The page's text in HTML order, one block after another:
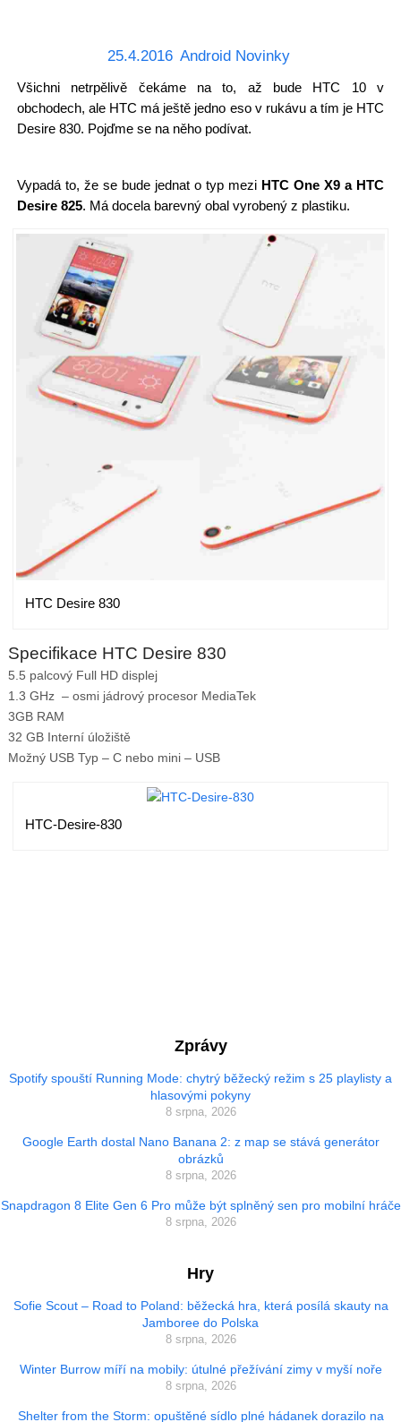
25.4.2016 Android Novinky
Všichni netrpělivě čekáme na to, až bude HTC 10 v
obchodech, ale HTC má ještě jedno eso v rukávu a tím je HTC
Desire 830. Pojďme se na něho podívat.
Vypadá to, že se bude jednat o typ mezi HTC One X9 a HTC
Desire 825. Má docela barevný obal vyrobený z plastiku.
HTC Desire 830
Specifikace HTC Desire 830
5.5 palcový Full HD displej
1.3 GHz – osmi jádrový procesor MediaTek
3GB RAM
32 GB Interní úložiště
Možný USB Typ – C nebo mini – USB
HTC-Desire-830
Zprávy
Spotify spouští Running Mode: chytrý běžecký režim s 25 playlisty a
hlasovými pokyny
8 srpna, 2026
Google Earth dostal Nano Banana 2: z map se stává generátor
obrázků
8 srpna, 2026
Snapdragon 8 Elite Gen 6 Pro může být splněný sen pro mobilní hráče
8 srpna, 2026
Hry
Sofie Scout – Road to Poland: běžecká hra, která posílá skauty na
Jamboree do Polska
8 srpna, 2026
Winter Burrow míří na mobily: útulné přežívání zimy v myší noře
8 srpna, 2026
Shelter from the Storm: opuštěné sídlo plné hádanek dorazilo na